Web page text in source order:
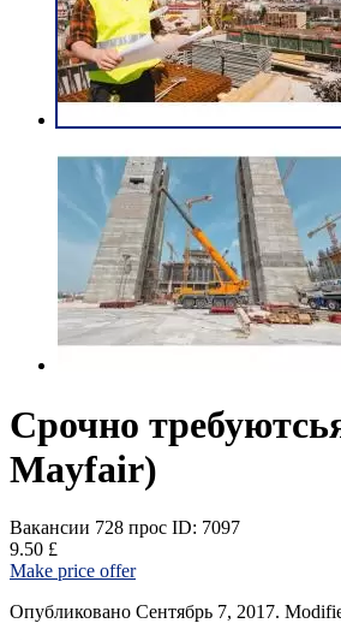
Срочно
Mayfair)
Вакансии 728 прос ID: 7097
9.50 £
Make price offer
Опубликовано Сентябрь 7, 2017.